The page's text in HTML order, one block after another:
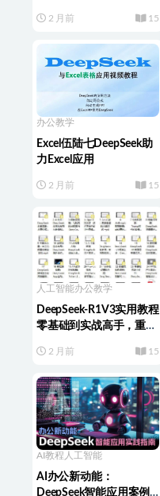
2 月前 15
办公教学
Excel伍陆七DeepSeek助
力Excel应用
2 月前 15
人工智能办公教学
DeepSeek-R1V3实用教程
零基础到实战高手，重塑
2 月前 15
AI教程 人工智能
AI办公新动能：
DeepSeek智能应用案例